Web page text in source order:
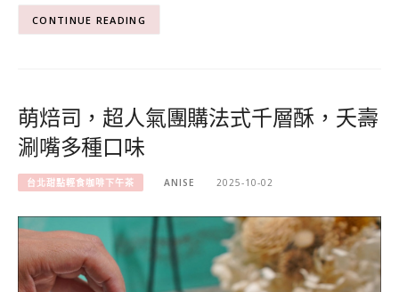
CONTINUE READING
萌焙司，超人氣團購法式千層酥，夭壽
涮嘴多種口味
台北甜點輕食咖啡下午茶 ANISE 2025-10-02